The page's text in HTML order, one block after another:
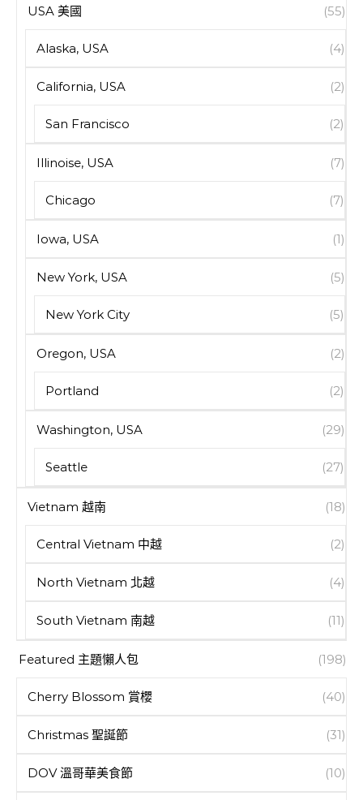
USA 美國 (55)
Alaska, USA (4)
California, USA (2)
San Francisco (2)
Illinoise, USA (7)
Chicago (7)
Iowa, USA (1)
New York, USA (5)
New York City (5)
Oregon, USA (2)
Portland (2)
Washington, USA (29)
Seattle (27)
Vietnam 越南 (18)
Central Vietnam 中越 (2)
North Vietnam 北越 (4)
South Vietnam 南越 (11)
Featured 主題懶人包 (198)
Cherry Blossom 賞櫻 (40)
Christmas 聖誕節 (31)
DOV 溫哥華美食節 (10)